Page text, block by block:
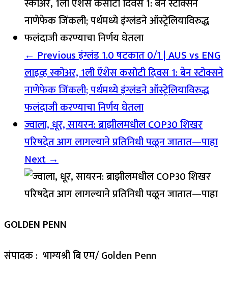
← Previousइंग्लंड 1.0 षटकात 0/1 | AUS vs ENG
लाइव्ह स्कोअर, 1ली ऍशेस कसोटी दिवस 1: बेन स्टोक्सने
नाणेफेक जिंकली; पर्थमध्ये इंग्लंडने ऑस्ट्रेलियाविरुद्ध
फलंदाजी करण्याचा निर्णय घेतला
ज्वाला, धूर, सायरन: ब्राझीलमधील COP30 शिखर
परिषदेत आग लागल्याने प्रतिनिधी पळून जातात—पाहा
Next →
GOLDEN PENN
संपादक : भाग्यश्री बि एम/ Golden Penn